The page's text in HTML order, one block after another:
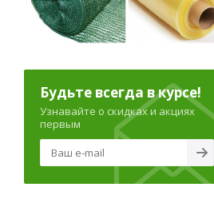
Будьте всегда в курсе!
Узнавайте о скидках и акциях
первым